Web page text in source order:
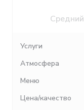
Услуги
Атмосфера
Меню
Цена/качество